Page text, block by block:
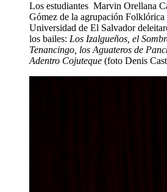
Los estudiantes Marvin Orellana
Gómez de la agrupación
Universidad de El Salvador
los bailes: Los Izalgueños, el
Tenancingo, los Aguateros de
Adentro Cojuteque (foto Denis